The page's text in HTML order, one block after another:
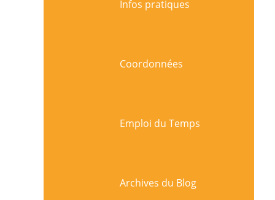
Infos pratiques
Coordonnées
Emploi du Temps
Archives du Blog